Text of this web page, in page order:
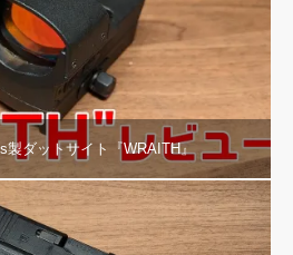
製ダットサイト『WRAITH』